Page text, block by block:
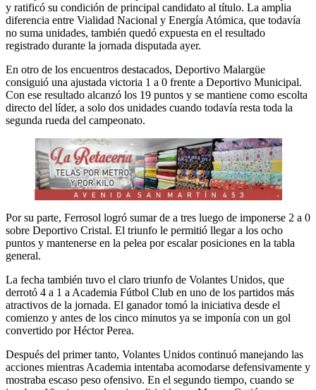
y ratificó su condición de principal candidato al título. La amplia
diferencia entre Vialidad Nacional y Energía Atómica, que todavía
no suma unidades, también quedó expuesta en el resultado
registrado durante la jornada disputada ayer.
En otro de los encuentros destacados, Deportivo Malargüe
consiguió una ajustada victoria 1 a 0 frente a Deportivo Municipal.
Con ese resultado alcanzó los 19 puntos y se mantiene como escolta
directo del líder, a solo dos unidades cuando todavía resta toda la
segunda rueda del campeonato.
Por su parte, Ferrosol logró sumar de a tres luego de imponerse 2 a 0
sobre Deportivo Cristal. El triunfo le permitió llegar a los ocho
puntos y mantenerse en la pelea por escalar posiciones en la tabla
general.
La fecha también tuvo el claro triunfo de Volantes Unidos, que
derrotó 4 a 1 a Academia Fútbol Club en uno de los partidos más
atractivos de la jornada. El ganador tomó la iniciativa desde el
comienzo y antes de los cinco minutos ya se imponía con un gol
convertido por Héctor Perea.
Después del primer tanto, Volantes Unidos continuó manejando las
acciones mientras Academia intentaba acomodarse defensivamente y
mostraba escaso peso ofensivo. En el segundo tiempo, cuando se